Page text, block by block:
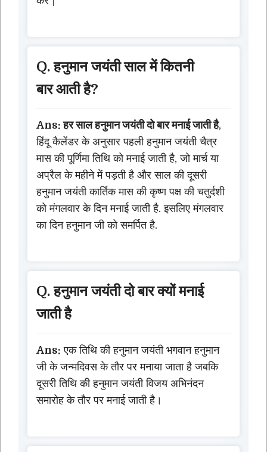
Q. हनुमान जयंती साल में कितनी
बार आती है?
Ans: हर साल हनुमान जयंती दो बार मनाई जाती है,
हिंदू कैलेंडर के अनुसार पहली हनुमान जयंती चैत्र
मास की पूर्णिमा तिथि को मनाई जाती है, जो मार्च या
अप्रैल के महीने में पड़ती है और साल की दूसरी
हनुमान जयंती कार्तिक मास की कृष्ण पक्ष की चतुर्दशी
को मंगलवार के दिन मनाई जाती है. इसलिए मंगलवार
का दिन हनुमान जी को समर्पित है.
Q. हनुमान जयंती दो बार क्यों मनाई
जाती है
Ans: एक तिथि की हनुमान जयंती भगवान हनुमान
जी के जन्मदिवस के तौर पर मनाया जाता है जबकि
दूसरी तिथि की हनुमान जयंती विजय अभिनंदन
समारोह के तौर पर मनाई जाती है।